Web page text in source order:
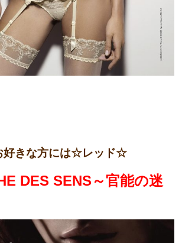
好きな方には☆レッド☆
DES SENS～官能の迷